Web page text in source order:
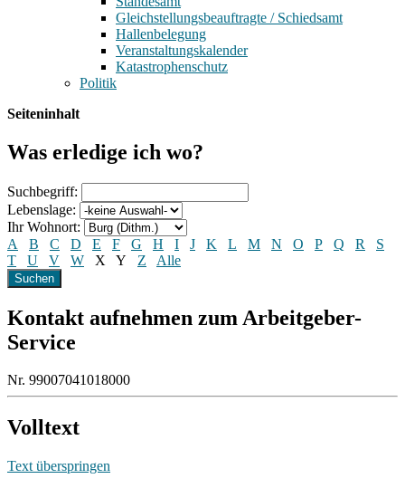
Gleichstellungsbeauftragte / Schiedsamt
Hallenbelegung
Veranstaltungskalender
Katastrophenschutz
Politik
Seiteninhalt
Was erledige ich wo?
Suchbegriff:
Lebenslage:
Ihr Wohnort:
A
B C D E F G H I J K L M N O P Q R
S
T
U V W X Y Z Alle
Kontakt aufnehmen zum Arbeitgeber-
Service
Nr. 99007041018000
Volltext
Text überspringen